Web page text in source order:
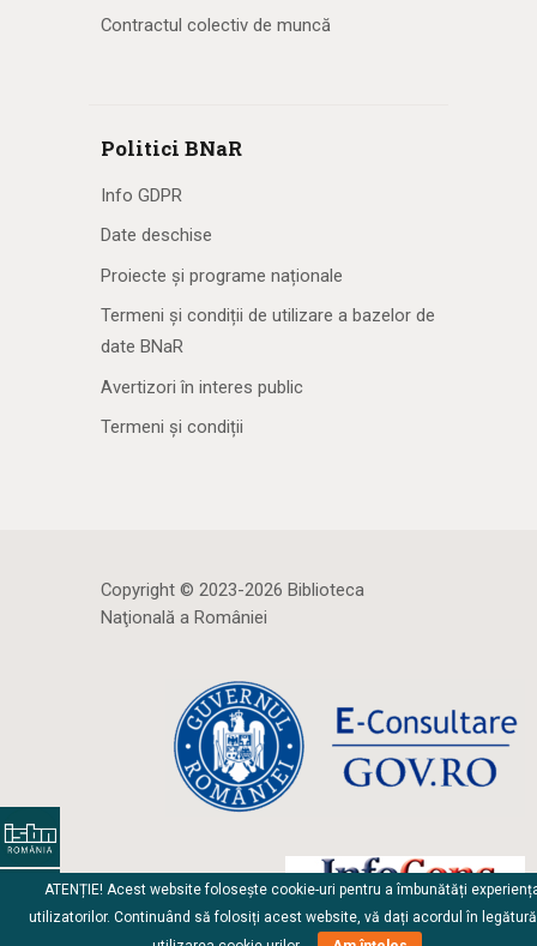
Contractul colectiv de muncă
Politici BNaR
Info GDPR
Date deschise
Proiecte și programe naționale
Termeni și condiții de utilizare a bazelor de
date BNaR
Avertizori în interes public
Termeni și condiții
Copyright © 2023-2026 Biblioteca
Naţională a României
ATENȚIE! Acest website folosește cookie-uri pentru a îmbunătăți
utilizatorilor. Continuând să folosiți acest website, vă dați acordul în